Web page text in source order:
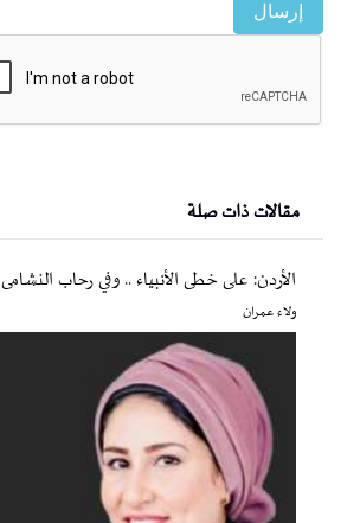
إرسال
مقالات ذات صلة
الأردن: على خطى الأنبياء .. وفي رحاب النشامى
ولاء عمران